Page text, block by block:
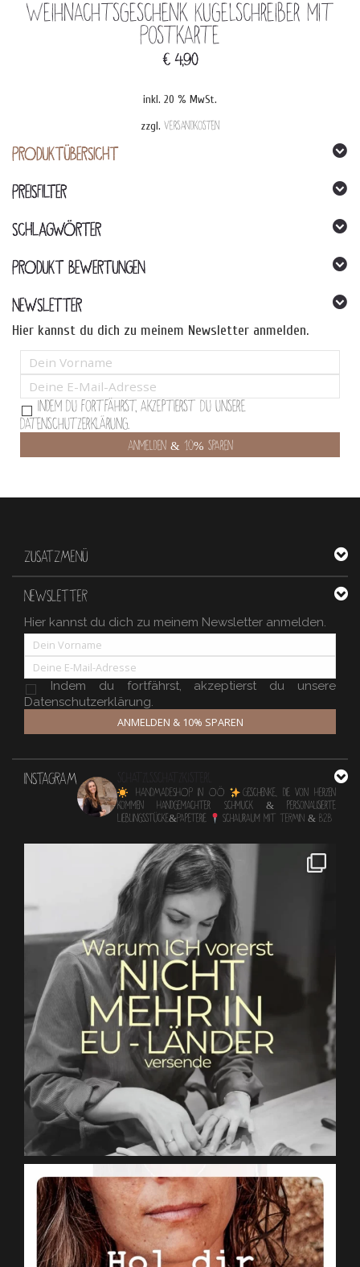
Weihnachtsgeschenk Kugelschreiber mit
Postkarte
€ 4,90
inkl. 20 % MwSt.
zzgl. Versandkosten
PRODUKTÜBERSICHT
PREISFILTER
SCHLAGWÖRTER
PRODUKT BEWERTUNGEN
NEWSLETTER
Hier kannst du dich zu meinem Newsletter anmelden.
Indem Du fortfährst, akzeptierst Du unsere
Datenschutzerklärung.
ZUSATZMENÜ
NEWSLETTER
Hier kannst du dich zu meinem Newsletter anmelden.
Indem du fortfährst, akzeptierst du unsere
Datenschutzerklärung.
ANMELDEN & 10% SPAREN
INSTAGRAM
HANDMADESHOP in OÖ
Geschenke, die von Herzen
kommen Handgemachter Schmuck & personalisierte
Lieblingsstücke&Papeterie
Schauraum mit TERMIN & B2B